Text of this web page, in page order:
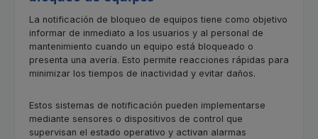
La notificación de bloqueo de equipos tiene como objetivo
informar de inmediato a los usuarios y al personal de
mantenimiento cuando un equipo está bloqueado o
presenta una avería. Esto permite reacciones rápidas para
minimizar los tiempos de inactividad y evitar daños.
Estos sistemas de notificación pueden implementarse
mediante sensores o dispositivos de control que
supervisan el estado operativo y activan alarmas